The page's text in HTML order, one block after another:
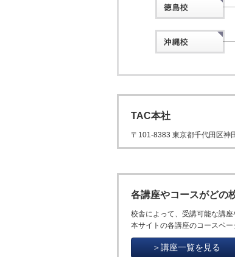
TAC本社
〒101‐8383 東京都千代田区
各講座やコースがどの
校舎によって、受講可能な講座
本サイトの各講座のコースペ
＞講座一覧を見る